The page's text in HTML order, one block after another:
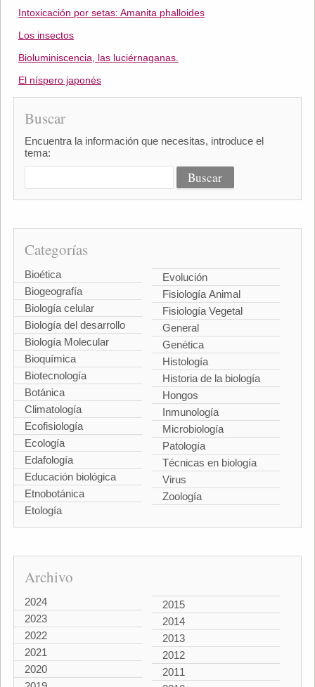
Intoxicación por setas: Amanita phalloides
Los insectos
Bioluminiscencia, las luciérnaganas.
El níspero japonés
Buscar
Encuentra la información que necesitas, introduce el
tema:
Categorías
Bioética
Biogeografía
Biología celular
Biología del desarrollo
Biología Molecular
Bioquímica
Biotecnología
Botánica
Climatología
Ecofisiología
Ecología
Edafología
Educación biológica
Etnobotánica
Etología
Evolución
Fisiología Animal
Fisiología Vegetal
General
Genética
Histología
Historia de la biología
Hongos
Inmunología
Microbiología
Patología
Técnicas en biología
Virus
Zoología
Archivo
2024
2023
2022
2021
2020
2015
2014
2013
2012
2011